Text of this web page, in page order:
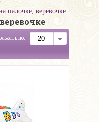
палочке, веревочке
по: